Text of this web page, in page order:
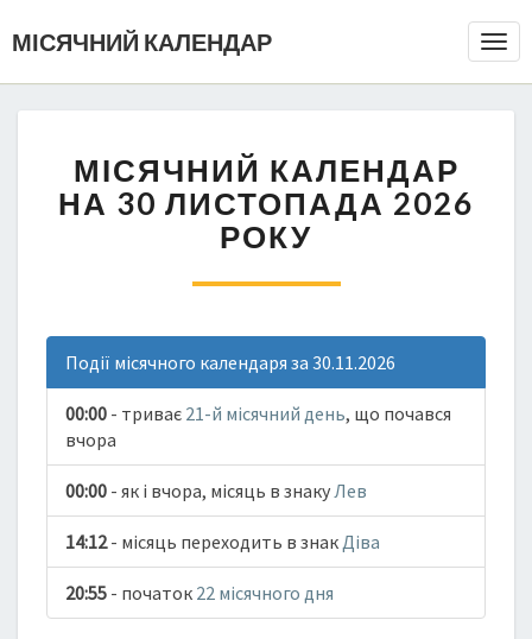
МІСЯЧНИЙ КАЛЕНДАР
МІСЯЧНИЙ КАЛЕНДАР
НА 30 ЛИСТОПАДА 2026
РОКУ
Події місячного календаря за 30.11.2026
00:00 - триває 21-й місячний день, що почався
вчора
00:00 - як і вчора, місяць в знакуЛев
14:12- місяць переходить в знакДіва
20:55 - початок 22 місячного дня